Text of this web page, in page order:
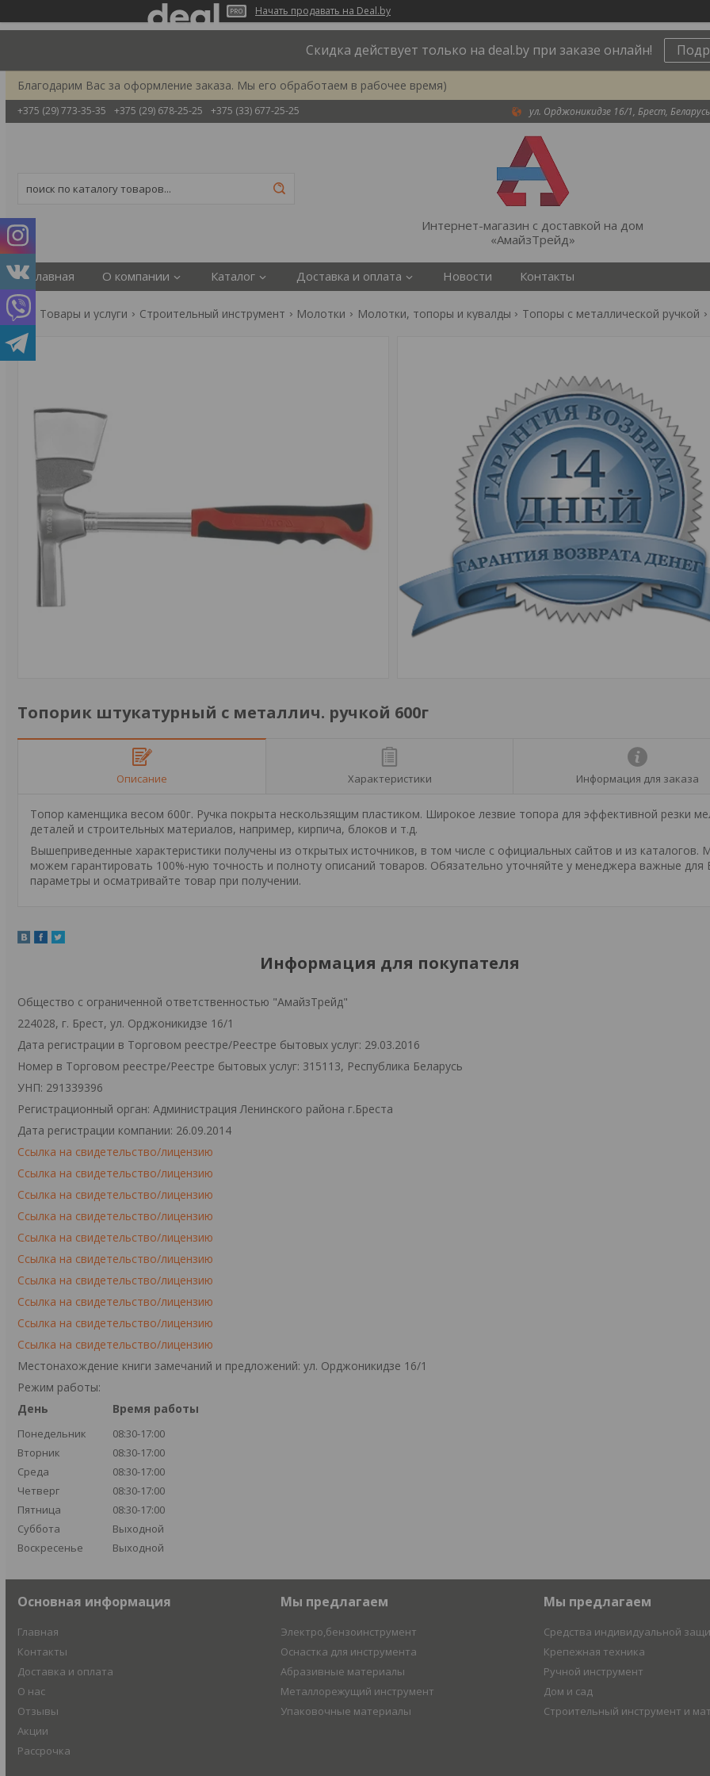
Начать продавать на Deal.by
Скидка действует только на deal.by при заказе онлайн!
Благодарим Вас за оформление заказа. Мы его обработаем в рабочее время)
+375 (29) 773-35-35 +375 (29) 678-25-25 +375 (33) 677-25-25 ул. Орджоникидзе 16/1, Брест, Беларусь
Интернет-магазин с доставкой на дом
«АмайзТрейд»
Главная О компании Каталог Доставка и оплата Новости Контакты
Товары и услуги Строительный инструмент Молотки Молотки, топоры и кувалды Топоры с металлической ручкой
Топорик штукатурный с металлич. ручкой 600г
Описание Характеристики Информация для заказа
Топор каменщика весом 600г. Ручка покрыта нескользящим пластиком. Широкое лезвие топора для эффективной резки
деталей и строительных материалов, например, кирпича, блоков и т.д.
Вышеприведенные характеристики получены из открытых источников, в том числе с официальных сайтов и из каталогов.
можем гарантировать 100%-ную точность и полноту описаний товаров. Обязательно уточняйте у менеджера важные для
параметры и осматривайте товар при получении.
Информация для покупателя
Общество с ограниченной ответственностью "АмайзТрейд"
224028, г. Брест, ул. Орджоникидзе 16/1
Дата регистрации в Торговом реестре/Реестре бытовых услуг: 29.03.2016
Номер в Торговом реестре/Реестре бытовых услуг: 315113, Республика Беларусь
УНП: 291339396
Регистрационный орган: Администрация Ленинского района г.Бреста
Дата регистрации компании: 26.09.2014
Ссылка на свидетельство/лицензию
Ссылка на свидетельство/лицензию
Ссылка на свидетельство/лицензию
Ссылка на свидетельство/лицензию
Ссылка на свидетельство/лицензию
Ссылка на свидетельство/лицензию
Ссылка на свидетельство/лицензию
Ссылка на свидетельство/лицензию
Ссылка на свидетельство/лицензию
Ссылка на свидетельство/лицензию
Местонахождение книги замечаний и предложений: ул. Орджоникидзе 16/1
Режим работы:
День
Время работы
Понедельник
08:30-17:00
Вторник
08:30-17:00
Среда
08:30-17:00
Четверг
08:30-17:00
Пятница
08:30-17:00
Суббота
Выходной
Воскресенье
Выходной
Основная информация
Главная
Контакты
Доставка и оплата
О нас
Отзывы
Акции
Рассрочка
Мы предлагаем
Электро,бензоинструмент
Оснастка для инструмента
Абразивные материалы
Металлорежущий инструмент
Упаковочные материалы
Мы предлагаем
Средства индивидуальной
Крепежная техника
Ручной инструмент
Дом и сад
Строительный инструмент и